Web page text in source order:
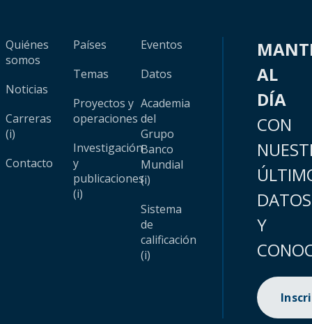
Quiénes
somos
Noticias
Carreras
(i)
Contacto
Países
Temas
Proyectos y
operaciones
Investigación
y
publicaciones
(i)
Eventos
Datos
Academia
del
Grupo
Banco
Mundial
(i)
Sistema
de
calificación
(i)
AL
DÍA
CON
DATOS
Y